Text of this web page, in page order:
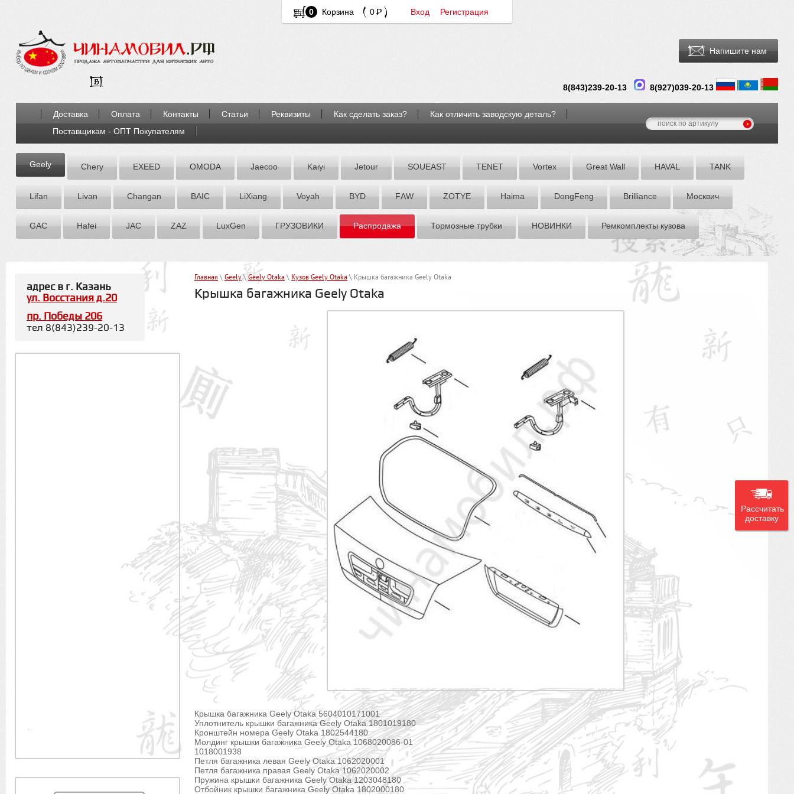
0 Корзина 0 Вход Регистрация
Напишите нам
8(843)239-20-13 8(927)039-20-13
Доставка Оплата Контакты Статьи Реквизиты Как сделать заказ?
Как отличить заводскую деталь?
Поставщикам - ОПТ Покупателям
Geely Chery EXEED OMODA Jaecoo Kaiyi Jetour SOUEAST TENET Vortex Great Wall HAVAL TANK
Lifan Livan Chаngаn BAIC LiXiang Voyah BYD FАW ZOTYE Hаimа DоngFeng Brilliance Москвич
GAC Hafei JAC ZАZ LuxGen ГРУЗОВИКИ Распродажа Тормозные трубки НОВИНКИ Ремкомплекты кузова
Главная \ Geely\ Geely Otaka \ Кузов Geely Otaka \ Крышка багажника Geely Otaka
Крышка багажника Geely Otaka
Крышка багажника Geely Otaka 5604010171001
Уплотнитель крышки багажника Geely Otaka 1801019180
Кронштейн номера Geely Otaka 1802544180
Молдинг крышки багажника Geely Otaka 1068020086-01
1018001938
Петля багажника левая Geely Otaka 1062020001
Петля багажника правая Geely Otaka 1062020002
Пружина крышки багажника Geely Otaka 1203048180
Отбойник крышки багажника Geely Otaka 1802000180
адрес в г. Казань
ул. Восстания д.20
пр. Победы 206
тел 8(843)239-20-13
.
Рассчитать
доставку